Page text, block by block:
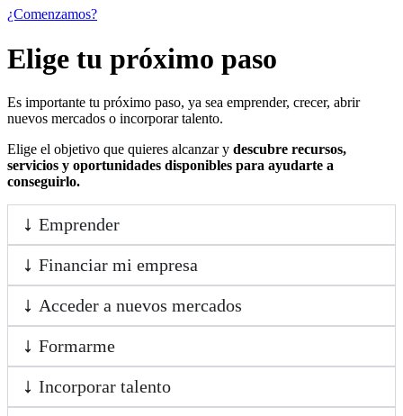
¿Comenzamos?
Elige tu próximo paso
Es importante tu próximo paso, ya sea emprender, crecer, abrir
nuevos mercados o incorporar talento.
Elige el objetivo que quieres alcanzar y descubre recursos,
servicios y oportunidades disponibles para ayudarte a
conseguirlo.
Emprender
Financiar mi empresa
Acceder a nuevos mercados
Formarme
Incorporar talento